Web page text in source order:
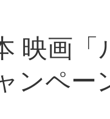
映画
ンペー